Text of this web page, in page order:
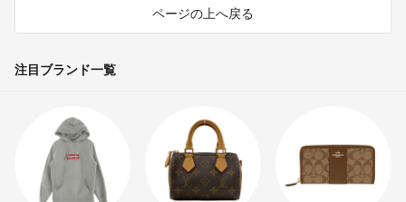
ページの上へ戻る
注目ブランド一覧